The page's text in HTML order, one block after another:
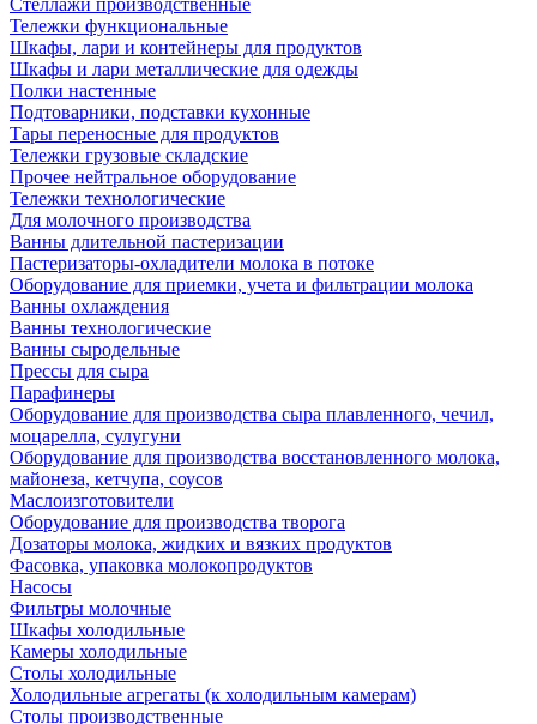
Стеллажи производственные
Тележки функциональные
Шкафы, лари и контейнеры для продуктов
Шкафы и лари металлические для одежды
Полки настенные
Подтоварники, подставки кухонные
Тары переносные для продуктов
Тележки грузовые складские
Прочее нейтральное оборудование
Тележки технологические
Для молочного производства
Ванны длительной пастеризации
Пастеризаторы-охладители молока в потоке
Оборудование для приемки, учета и фильтрации молока
Ванны охлаждения
Ванны технологические
Ванны сыродельные
Прессы для сыра
Парафинеры
Оборудование для производства сыра плавленного, чечил,
моцарелла, сулугуни
Оборудование для производства восстановленного молока,
майонеза, кетчупа, соусов
Маслоизготовители
Оборудование для производства творога
Дозаторы молока, жидких и вязких продуктов
Фасовка, упаковка молокопродуктов
Насосы
Фильтры молочные
Шкафы холодильные
Камеры холодильные
Столы холодильные
Холодильные агрегаты (к холодильным камерам)
Столы производственные